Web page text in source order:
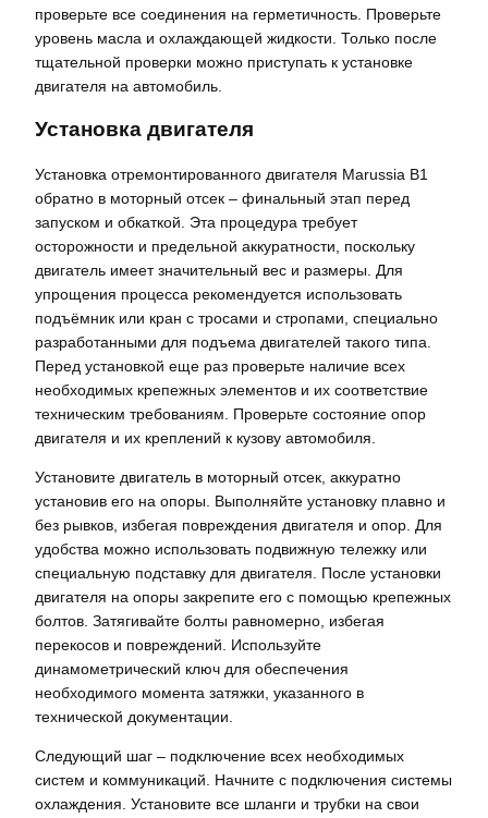
проверьте все соединения на герметичность. Проверьте
уровень масла и охлаждающей жидкости. Только после
тщательной проверки можно приступать к установке
двигателя на автомобиль.
Установка двигателя
Установка отремонтированного двигателя Marussia B1
обратно в моторный отсек – финальный этап перед
запуском и обкаткой. Эта процедура требует
осторожности и предельной аккуратности, поскольку
двигатель имеет значительный вес и размеры. Для
упрощения процесса рекомендуется использовать
подъёмник или кран с тросами и стропами, специально
разработанными для подъема двигателей такого типа.
Перед установкой еще раз проверьте наличие всех
необходимых крепежных элементов и их соответствие
техническим требованиям. Проверьте состояние опор
двигателя и их креплений к кузову автомобиля.
Установите двигатель в моторный отсек, аккуратно
установив его на опоры. Выполняйте установку плавно и
без рывков, избегая повреждения двигателя и опор. Для
удобства можно использовать подвижную тележку или
специальную подставку для двигателя. После установки
двигателя на опоры закрепите его с помощью крепежных
болтов. Затягивайте болты равномерно, избегая
перекосов и повреждений. Используйте
динамометрический ключ для обеспечения
необходимого момента затяжки, указанного в
технической документации.
Следующий шаг – подключение всех необходимых
систем и коммуникаций. Начните с подключения системы
охлаждения. Установите все шланги и трубки на свои